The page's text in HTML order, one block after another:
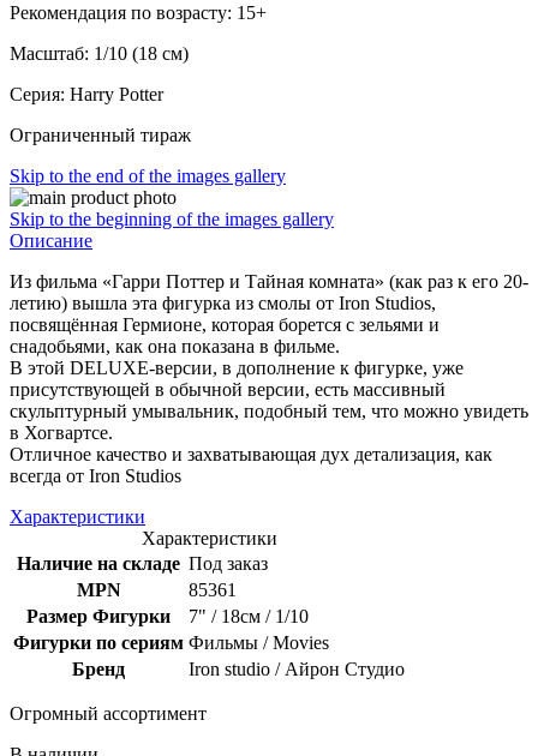
Рекомендация по возрасту: 15+
Масштаб: 1/10 (18 см)
Серия: Harry Potter
Ограниченный тираж
Skip to the end of the images gallery
Skip to the beginning of the images gallery
Описание
Из фильма «Гарри Поттер и Тайная комната» (как раз к его 20-
летию) вышла эта фигурка из смолы от Iron Studios,
посвящённая Гермионе, которая борется с зельями и
снадобьями, как она показана в фильме.
В этой DELUXE-версии, в дополнение к фигурке, уже
присутствующей в обычной версии, есть массивный
скульптурный умывальник, подобный тем, что можно увидеть
в Хогвартсе.
Отличное качество и захватывающая дух детализация, как
всегда от Iron Studios
Характеристики
Характеристики
Наличие на складе Под заказ
MPN
85361
Размер Фигурки
7" / 18см / 1/10
Фигурки по сериям Фильмы / Movies
Бренд
Iron studio / Айрон Студио
Огромный ассортимент